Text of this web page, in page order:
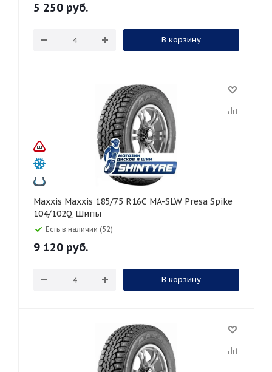
5 250 руб.
В корзину
Maxxis Maxxis 185/75 R16C MA-SLW Presa Spike
104/102Q Шипы
Есть в наличии (52)
9 120 руб.
В корзину